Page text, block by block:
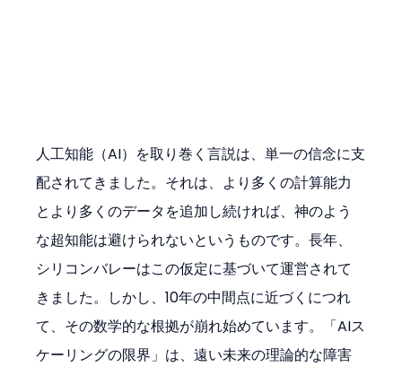
人工知能（AI）を取り巻く言説は、単一の信念に支
配されてきました。それは、より多くの計算能力
とより多くのデータを追加し続ければ、神のよう
な超知能は避けられないというものです。長年、
シリコンバレーはこの仮定に基づいて運営されて
きました。しかし、10年の中間点に近づくにつれ
て、その数学的な根拠が崩れ始めています。「AIス
ケーリングの限界」は、遠い未来の理論的な障害